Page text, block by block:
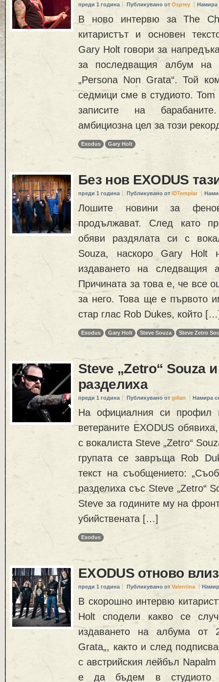
преди 1 година Публикувано от Osprey Намира
В ново интервю за The
китаристът и основен
Gary Holt говори за
за последващия албум на
„Persona Non Grata“. Той
седмици сме в студиото.
записите на
амбициозна цел за този
Exodus Gary Holt
Без нов EXODUS
преди 1 година Публикувано от iDTemplar
Лошите новини за
продължават. След като
обяви раздялата си с
Souza, наскоро Gary Holt
издаването на следващия
Причината за това е, че все
за него. Това ще е първото
стар глас Rob Dukes, който
Exodus Gary Holt Steve Souza Steve Zetro
Steve „Zetro“ Souza
разделиха
преди 1 година Публикувано от gillan Намира
На официалния си профил
ветераните EXODUS
с вокалиста Steve „Zetro“
групата се завръща Rob
текст на съобщението:
разделиха със Steve „Zetro“
Steve за годините му на
убийствената […]
Exodus
EXODUS отново
преди 1 година Публикувано от Valentina
В скорошно интервю
Holt сподели какво се
издаването на албума от
Grata„, както и след
с австрийския лейбъл
е да бъдем в студиото